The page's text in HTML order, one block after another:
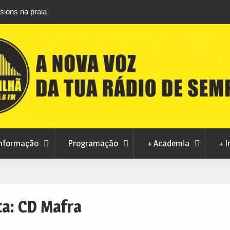
de fraude
do Teixoso
Programação + Academia +
CD Mafra